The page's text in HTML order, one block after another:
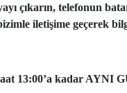
çıkarın, telefonun
iletişime geçerek
13:00’a kadar